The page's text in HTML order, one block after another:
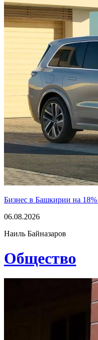
Бизнес в Башкирии на 18%
06.08.2026
Наиль Байназаров
Общество